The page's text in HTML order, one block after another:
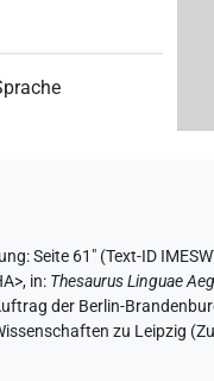
Seite 61" (Text-ID
, in: Thesaurus Linguae
der Berlin-
zu Leipzig